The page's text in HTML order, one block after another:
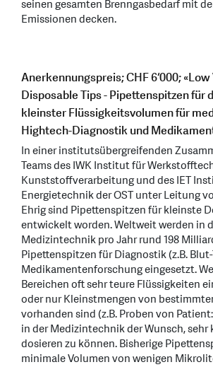
seinen gesamten Brenngasbedarf mit
Emissionen decken.
Anerkennungspreis; CHF 6‘000; «Low
Disposable Tips - Pipettenspitzen für
kleinster Flüssigkeitsvolumen für
Hightech-Diagnostik und
In einer institutsübergreifenden
Teams des IWK Institut für
Kunststoffverarbeitung und des IET
Energietechnik der OST unter Leitung
Ehrig sind Pipettenspitzen für kleinste
entwickelt worden. Weltweit werden in
Medizintechnik pro Jahr rund 198
Pipettenspitzen für Diagnostik (z.B.
Medikamentenforschung eingesetzt.
Bereichen oft sehr teure Flüssigkeiten
oder nur Kleinstmengen von
vorhanden sind (z.B. Proben von
in der Medizintechnik der Wunsch, sehr
dosieren zu können. Bisherige
minimale Volumen von wenigen